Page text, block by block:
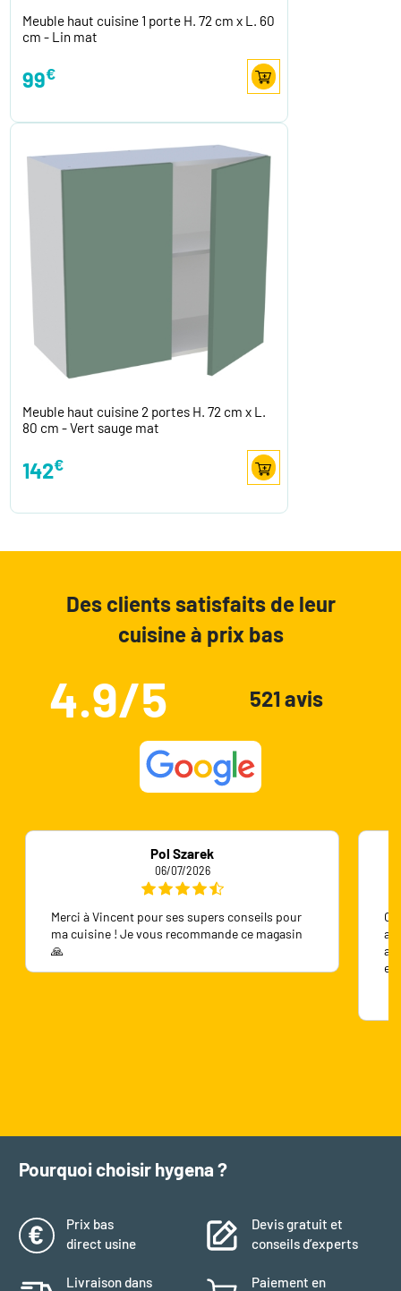
Meuble haut cuisine 1 porte H. 72 cm x L. 60
cm - Lin mat
99€
Meuble haut cuisine 2 portes H. 72 cm x L.
80 cm - Vert sauge mat
142€
Des clients satisfaits de leur
cuisine à prix bas
4.9/5 521 avis
Pol Szarek
06/07/2026
Merci à Vincent pour ses supers conseils pour
ma cuisine ! Je vous recommande ce magasin
🙏
Pourquoi choisir hygena ?
Prix bas
direct usine
Devis gratuit et
conseils d’experts
Livraison dans
Paiement en